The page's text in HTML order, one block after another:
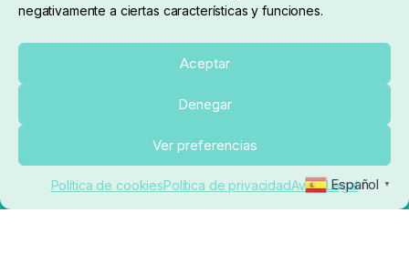
negativamente a ciertas características y funciones.
Aceptar
Denegar
Ver preferencias
Política de cookiesPolítica de privacidadAviso Legal
20:00
Paseo de Guadalajara, 36. Local 3. 28702. San
reservados.
Ecommerce conectado con Kiby ERP
Español ▼